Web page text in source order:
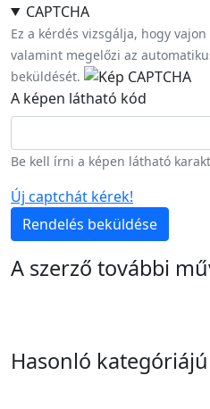
CAPTCHA
Ez a kérdés vizsgálja, hogy
valamint megelőzi az
beküldését.
A képen látható kód
Be kell írni a képen látható
Új captchát kérek!
Rendelés beküldése
A szerző további
Hasonló